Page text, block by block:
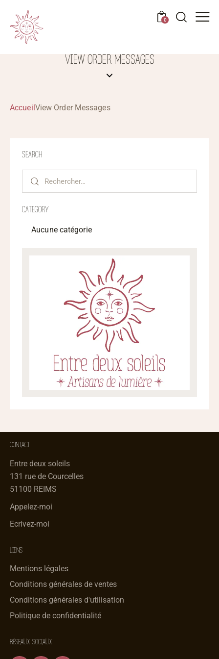
0
VIEW ORDER MESSAGES
AccueilView Order Messages
SEARCH
CATEGORY
Aucune catégorie
CONTACT
Entre deux soleils
131 rue de Courcelles
51100 REIMS
Appelez-moi
Ecrivez-moi
LIENS
Mentions légales
Conditions générales de ventes
Conditions générales d'utilisation
Politique de confidentialité
RÉSEAUX SOCIAUX